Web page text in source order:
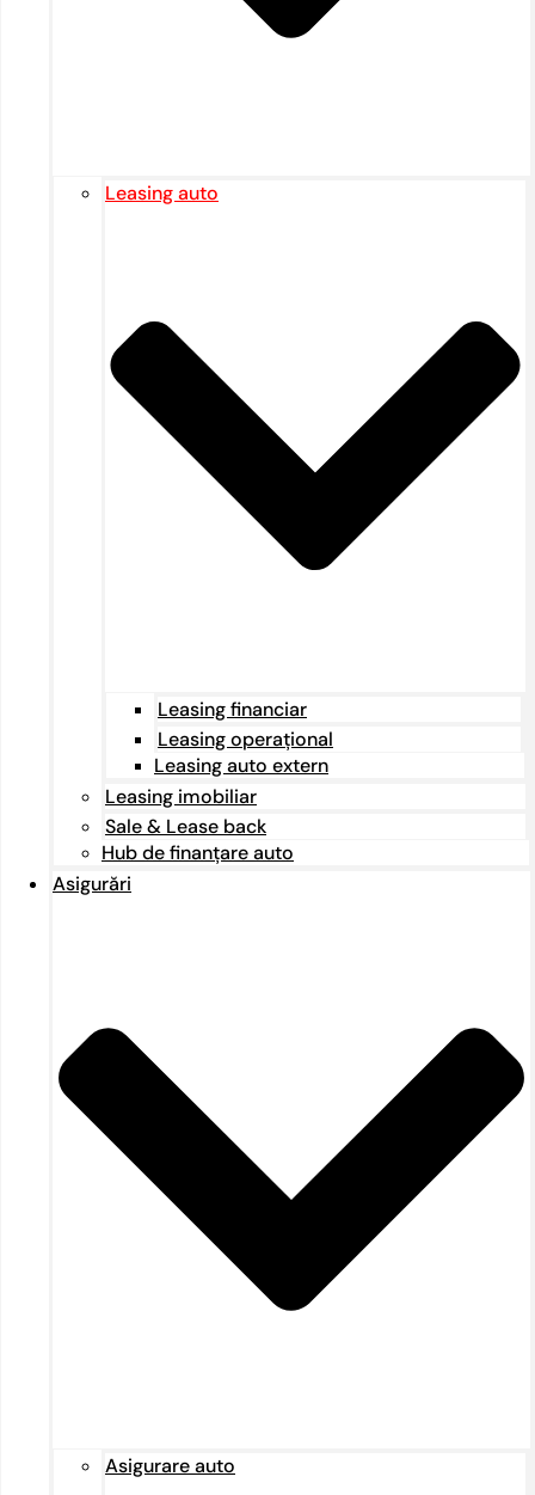
Leasing auto
Leasing financiar
Leasing operațional
Leasing auto extern
Leasing imobiliar
Sale & Lease back
Hub de finanțare auto
Asigurări
Asigurare auto